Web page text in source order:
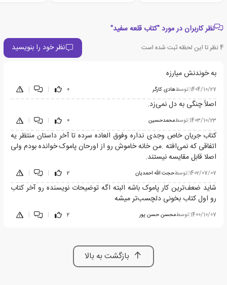
نظر کاربران در مورد "کتاب قلعه سفید"
4 نظر تا این لحظه ثبت شده است نظر خود را بنویسید
به خوندنش میارزه
1404/10/27
|توسطهادی کارگر 0
|
|
اصلاً چنگی به دل نمی‌زد.
1403/10/23 توسطمحمدحسین 0
کتاب جریان خاص وجدی نداره وفوق العاده سرده تا آخر داستان منتظر یه
اتفاقی که نمی‌افته .من خانه خاموش رو از اورحان پاموک خوانده بودم ولی
اصلا قابل مقایسه نیستند.
1402/07/07
|توسطحجت الله احمدیان 2
|
|
شاید ضعف‌ترین کار پاموک باشه البته اگه توضیحات نویسنده رو آخر کتاب
رو اول کتاب بخونی دلچسب‌تر میشه
1400/10/07 توسطمحسن حسن پور 2
بازگشت به بالا